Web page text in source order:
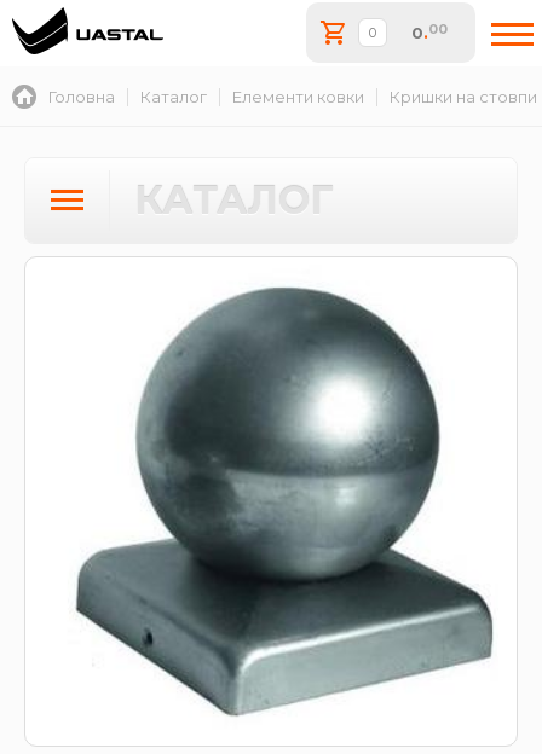
0.00
Головна Каталог Елементи ковки Кришки на стовпи
КАТАЛОГ